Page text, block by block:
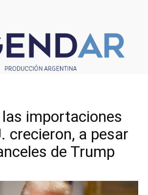
importaciones
crecieron, a pesar
de Trump